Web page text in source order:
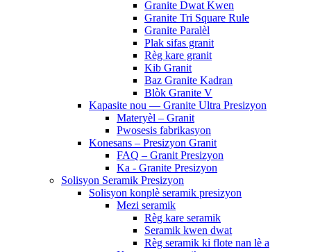
Granite Dwat Kwen
Granite Tri Square Rule
Granite Paralèl
Plak sifas granit
Règ kare granit
Kib Granit
Baz Granite Kadran
Blòk Granite V
Kapasite nou — Granite Ultra Presizyon
Materyèl – Granit
Pwosesis fabrikasyon
Konesans – Presizyon Granit
FAQ – Granit Presizyon
Ka - Granite Presizyon
Solisyon Seramik Presizyon
Solisyon konplè seramik presizyon
Mezi seramik
Règ kare seramik
Seramik kwen dwat
Règ seramik ki flote nan lè a